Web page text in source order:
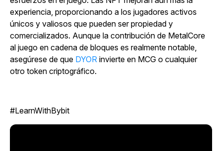
experiencia, proporcionando a los jugadores activos
únicos y valiosos que pueden ser propiedad y
comercializados. Aunque la contribución de MetalCore
al juego en cadena de bloques es realmente notable,
asegúrese de que DYOR invierte en MCG o cualquier
otro token criptográfico.
#LearnWithBybit